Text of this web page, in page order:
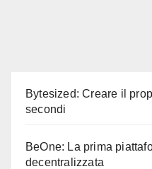
Bytesized: Creare il
secondi
BeOne: La prima
decentralizzata